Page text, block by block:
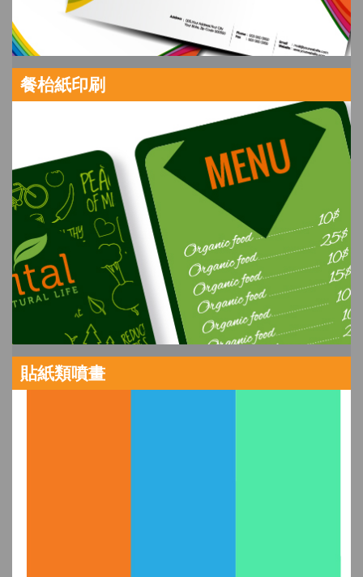
餐枱紙印刷
貼紙類噴畫